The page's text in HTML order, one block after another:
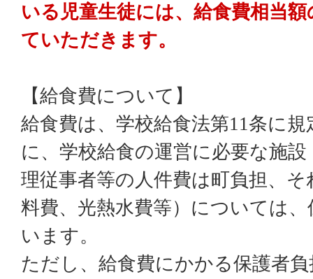
いる児童生徒には、給食費相当
ていただきます。
【給食費について】
給食費は、学校給食法第11条に
に、学校給食の運営に必要な施
理従事者等の人件費は町負担、
料費、光熱水費等）については
います。
ただし、給食費にかかる保護者